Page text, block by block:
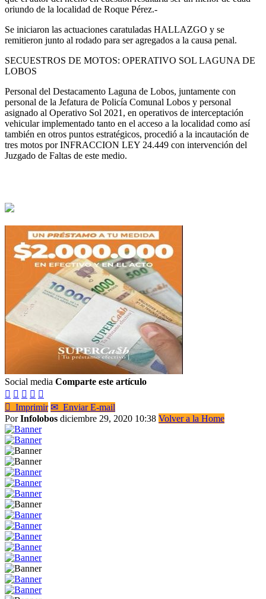
oriundo de la localidad de Roque Pérez.-
Se iniciaron las actuaciones caratuladas HALLAZGO y se
remitieron junto al rodado para ser agregados a la causa penal.
SECUESTROS DE MOTOS: OPERATIVO SOL LAGUNA DE
LOBOS
Personal del Destacamento Laguna de Lobos, juntamente con
personal de la Jefatura de Policía Comunal Lobos y personal
asignado al Operativo Sol 2021, en operativos de interceptación
vehicular implementado tanto en el acceso a la localidad como así
también en otros puntos estratégicos, procedió a la incautación de
tres motos por INFRACCION LEY 24.449 con intervención del
Juzgado de Faltas de este medio.
Social media Comparte este artículo
    
 Imprimir ✉ Enviar E-mail
PorInfolobos diciembre 29, 2020 10:38 Volver a la Home